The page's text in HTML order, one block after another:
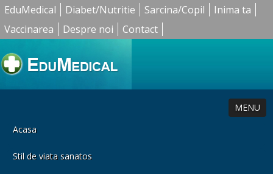
EduMedical Diabet/Nutritie Sarcina/Copil
Inima ta
Vaccinarea
Despre noi Contact
MENU
Acasa
Stil de viata sanatos